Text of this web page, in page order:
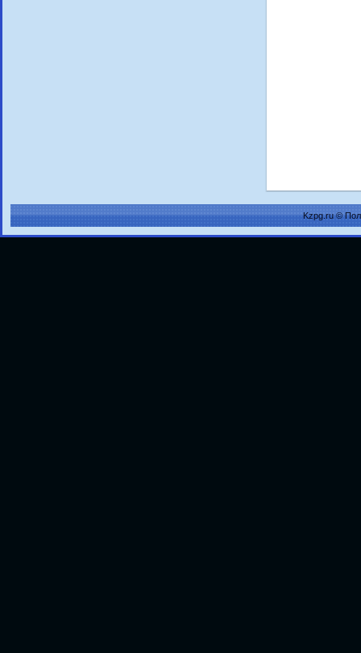
Kzpg.ru ©